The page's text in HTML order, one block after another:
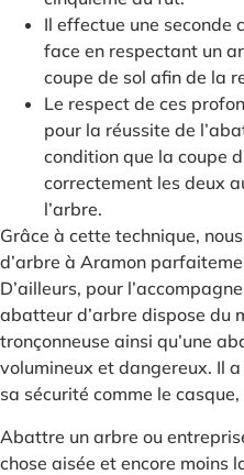
Il effectue une seconde
face en respectant un
coupe de sol afin de la
Le respect de ces
pour la réussite de
condition que la coupe
correctement les deux
l’arbre.
Grâce à cette technique,
d’arbre à Aramon
D’ailleurs, pour
abatteur d’arbre dispose du
tronçonneuse ainsi qu’une
volumineux et dangereux. Il
sa sécurité comme le
Abattre un arbre ou
chose aisée et encore moins